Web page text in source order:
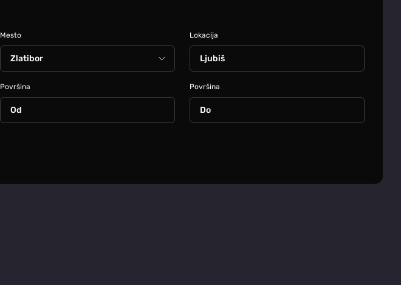
Mesto Lokacija
Ljubiš
Površina Površina